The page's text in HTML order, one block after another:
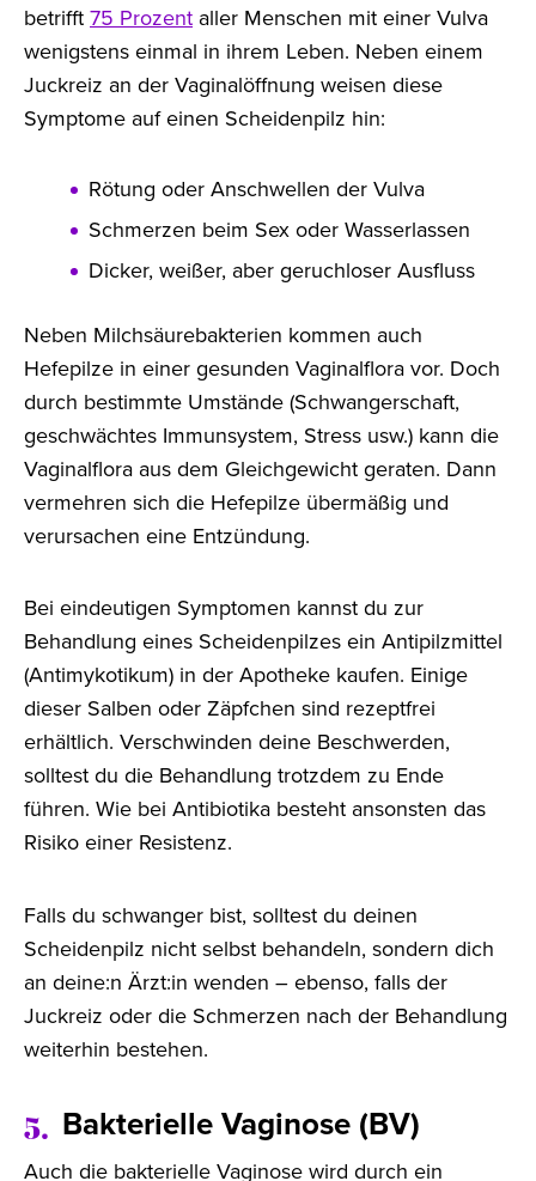
betrifft 75 Prozent aller Menschen mit einer Vulva
wenigstens einmal in ihrem Leben. Neben einem
Juckreiz an der Vaginalöffnung weisen diese
Symptome auf einen Scheidenpilz hin:
Rötung oder Anschwellen der Vulva
Schmerzen beim Sex oder Wasserlassen
Dicker, weißer, aber geruchloser Ausfluss
Neben Milchsäurebakterien kommen auch
Hefepilze in einer gesunden Vaginalflora vor. Doch
durch bestimmte Umstände (Schwangerschaft,
geschwächtes Immunsystem, Stress usw.) kann die
Vaginalflora aus dem Gleichgewicht geraten. Dann
vermehren sich die Hefepilze übermäßig und
verursachen eine Entzündung.
Bei eindeutigen Symptomen kannst du zur
Behandlung eines Scheidenpilzes ein Antipilzmittel
(Antimykotikum) in der Apotheke kaufen. Einige
dieser Salben oder Zäpfchen sind rezeptfrei
erhältlich. Verschwinden deine Beschwerden,
solltest du die Behandlung trotzdem zu Ende
führen. Wie bei Antibiotika besteht ansonsten das
Risiko einer Resistenz.
Falls du schwanger bist, solltest du deinen
Scheidenpilz nicht selbst behandeln, sondern dich
an deine:n Ärzt:in wenden – ebenso, falls der
Juckreiz oder die Schmerzen nach der Behandlung
weiterhin bestehen.
5. Bakterielle Vaginose (BV)
Auch die bakterielle Vaginose wird durch ein